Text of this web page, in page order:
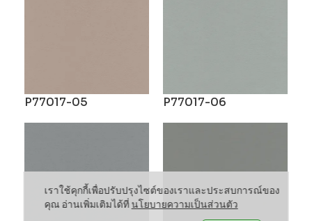
P77017-05 P77017-06
เราใช้คุกกี้เพื่อปรับปรุงไซต์ของเราและประสบการณ์ของ
คุณ อ่านเพิ่มเติมได้ที่นโยบายความเป็นส่วนตัว